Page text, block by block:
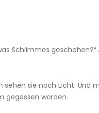
Schlimmes
sie noch Licht. Und
gegessen worden.